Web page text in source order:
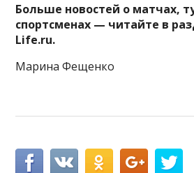
Больше новостей о матчах,
спортсменах — читайте в
Life.ru.
Марина Фещенко